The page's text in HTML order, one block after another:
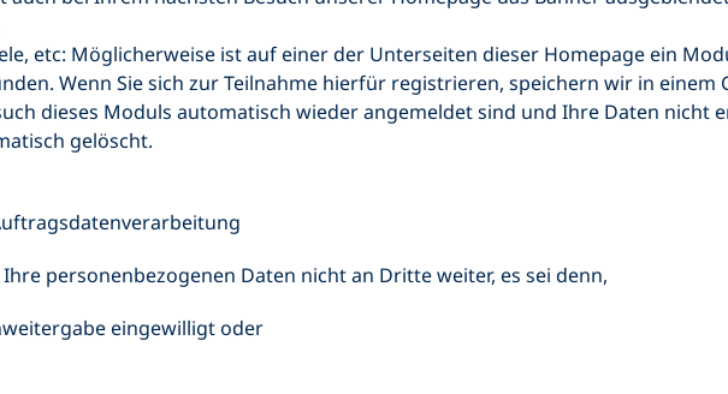
etc: Möglicherweise ist auf einer der Unterseiten dieser Homepage ein
Wenn Sie sich zur Teilnahme hierfür registrieren, speichern wir in
dieses Moduls automatisch wieder angemeldet sind und Ihre Daten nicht
gelöscht.
personenbezogenen Daten nicht an Dritte weiter, es sei denn,
eingewilligt oder